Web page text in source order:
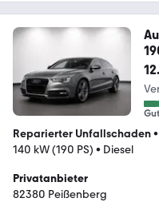
Reparierter Unfallschaden•
140 kW (190 PS) • Diesel
Privatanbieter
82380 Peißenberg